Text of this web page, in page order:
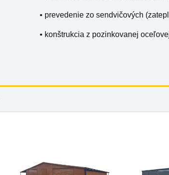
• prevedenie zo sendvičových
• konštrukcia z pozinkovanej